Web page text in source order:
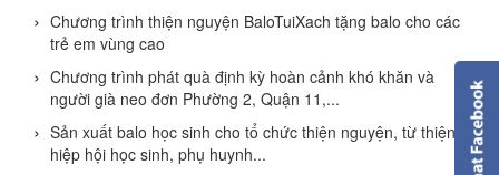
Chương trình thiện nguyện BaloTuiXach tặng balo cho các
trẻ em vùng cao
Chương trình phát quà định kỳ hoàn cảnh khó khăn và
người già neo đơn Phường 2, Quận 11,...
Sản xuất balo học sinh cho tổ chức thiện nguyện, từ thiện,
hiệp hội học sinh, phụ huynh...